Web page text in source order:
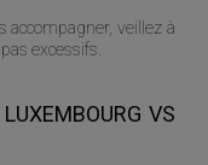
accompagner, veillez à
excessifs.
VS